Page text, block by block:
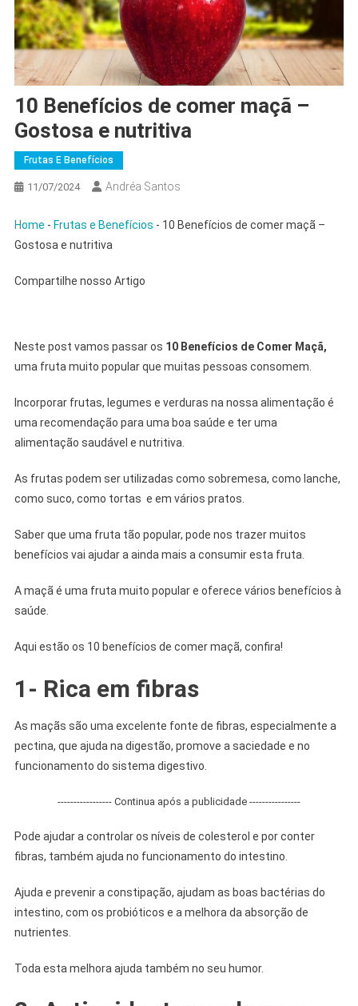
10 Benefícios de comer maçã –
Gostosa e nutritiva
Frutas E Benefícios
11/07/2024 Andréa Santos
Home - Frutas e Benefícios - 10 Benefícios de comer maçã –
Gostosa e nutritiva
Compartilhe nosso Artigo
Neste post vamos passar os 10 Benefícios de Comer Maçã,
uma fruta muito popular que muitas pessoas consomem.
Incorporar frutas, legumes e verduras na nossa alimentação é
uma recomendação para uma boa saúde e ter uma
alimentação saudável e nutritiva.
As frutas podem ser utilizadas como sobremesa, como lanche,
como suco, como tortas e em vários pratos.
Saber que uma fruta tão popular, pode nos trazer muitos
benefícios vai ajudar a ainda mais a consumir esta fruta.
A maçã é uma fruta muito popular e oferece vários benefícios à
saúde.
Aqui estão os 10 benefícios de comer maçã, confira!
1- Rica em fibras
As maçãs são uma excelente fonte de fibras, especialmente a
pectina, que ajuda na digestão, promove a saciedade e no
funcionamento do sistema digestivo.
----------------- Continua após a publicidade ----------------
Pode ajudar a controlar os níveis de colesterol e por conter
fibras, também ajuda no funcionamento do intestino.
Ajuda e prevenir a constipação, ajudam as boas bactérias do
intestino, com os probióticos e a melhora da absorção de
nutrientes.
Toda esta melhora ajuda também no seu humor.